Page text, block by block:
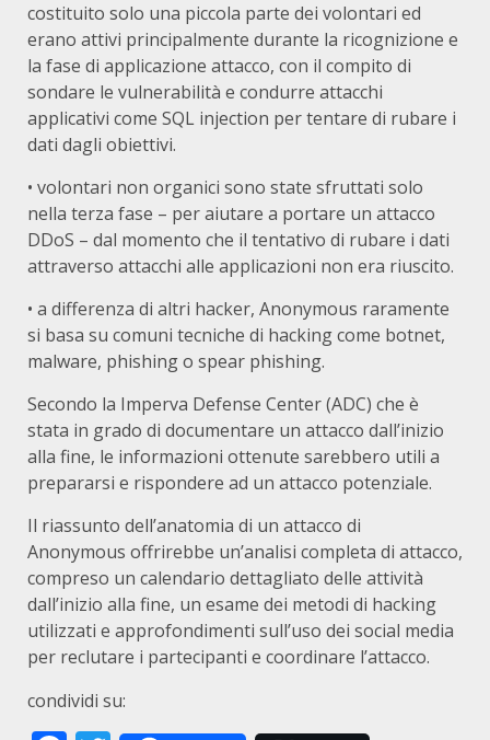
costituito solo una piccola parte dei volontari ed
erano attivi principalmente durante la ricognizione e
la fase di applicazione attacco, con il compito di
sondare le vulnerabilità e condurre attacchi
applicativi come SQL injection per tentare di rubare i
dati dagli obiettivi.
• volontari non organici sono state sfruttati solo
nella terza fase – per aiutare a portare un attacco
DDoS – dal momento che il tentativo di rubare i dati
attraverso attacchi alle applicazioni non era riuscito.
• a differenza di altri hacker, Anonymous raramente
si basa su comuni tecniche di hacking come botnet,
malware, phishing o spear phishing.
Secondo la Imperva Defense Center (ADC) che è
stata in grado di documentare un attacco dall’inizio
alla fine, le informazioni ottenute sarebbero utili a
prepararsi e rispondere ad un attacco potenziale.
Il riassunto dell’anatomia di un attacco di
Anonymous offrirebbe un’analisi completa di attacco,
compreso un calendario dettagliato delle attività
dall’inizio alla fine, un esame dei metodi di hacking
utilizzati e approfondimenti sull’uso dei social media
per reclutare i partecipanti e coordinare l’attacco.
condividi su: